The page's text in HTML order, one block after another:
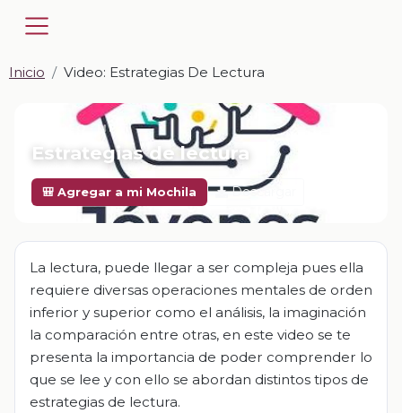
Inicio Video: Estrategias De Lectura
📎 VIDEO · MP4
Estrategias de lectura
🎒 Agregar a mi Mochila Descargar
La lectura, puede llegar a ser compleja pues ella
requiere diversas operaciones mentales de orden
inferior y superior como el análisis, la imaginación
la comparación entre otras, en este video se te
presenta la importancia de poder comprender lo
que se lee y con ello se abordan distintos tipos de
estrategias de lectura.